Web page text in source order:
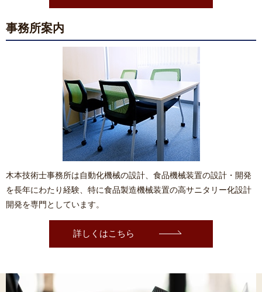
事務所案内
木本技術士事務所は⾃動化機械の設計、⾷品機械装置の設計・開発
を長年にわたり経験、特に⾷品製造機械装置の⾼サニタリー化設計
開発を専⾨としています。
詳しくはこちら